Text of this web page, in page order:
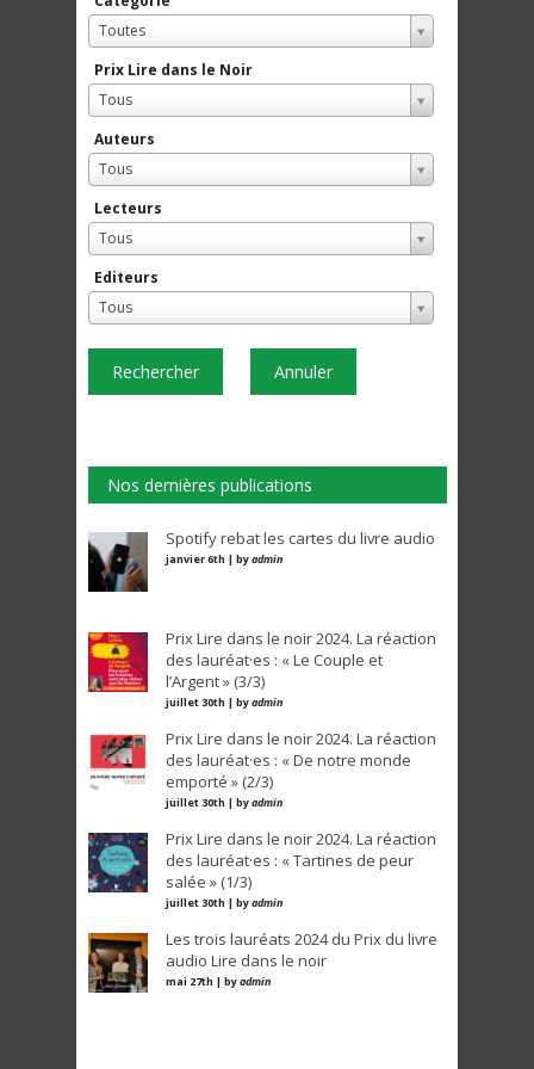
Toutes
Prix Lire dans le Noir
Tous
Auteurs
Tous
Lecteurs
Tous
Editeurs
Tous
Rechercher Annuler
Nos dernières publications
Spotify rebat les cartes du livre audio
janvier 6th | byadmin
Prix Lire dans le noir 2024. La réaction
des lauréat·es : « Le Couple et
l’Argent » (3/3)
juillet 30th | byadmin
Prix Lire dans le noir 2024. La réaction
des lauréat·es : « De notre monde
emporté » (2/3)
juillet 30th | byadmin
Prix Lire dans le noir 2024. La réaction
des lauréat·es : « Tartines de peur
salée » (1/3)
juillet 30th | byadmin
Les trois lauréats 2024 du Prix du livre
audio Lire dans le noir
mai 27th | byadmin